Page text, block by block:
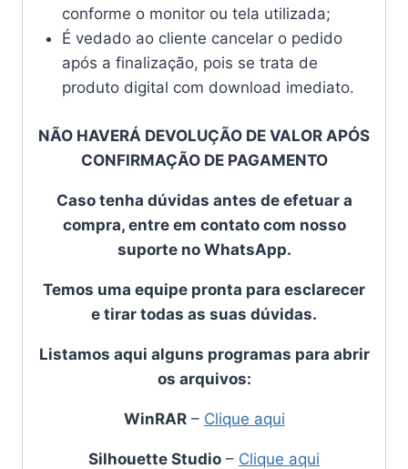
conforme o monitor ou tela utilizada;
É vedado ao cliente cancelar o pedido
após a finalização, pois se trata de
produto digital com download imediato.
NÃO HAVERÁ DEVOLUÇÃO DE VALOR APÓS
CONFIRMAÇÃO DE PAGAMENTO
Caso tenha dúvidas antes de efetuar a
compra, entre em contato com nosso
suporte no WhatsApp.
Temos uma equipe pronta para esclarecer
e tirar todas as suas dúvidas.
Listamos aqui alguns programas para abrir
os arquivos:
WinRAR– Clique aqui
Silhouette Studio – Clique aqui